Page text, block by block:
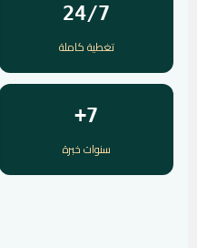
24/7
تغطية كاملة
7+
سنوات خبرة